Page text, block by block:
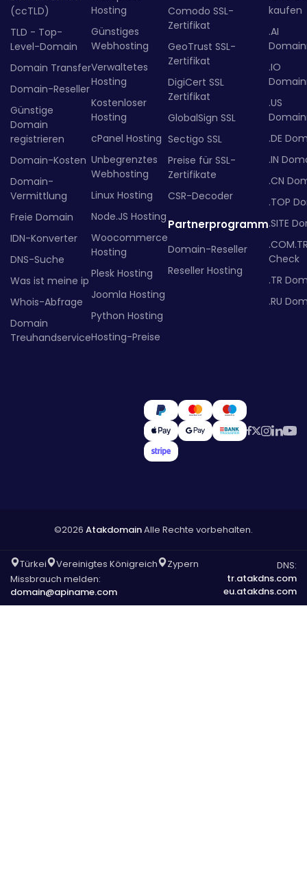
(ccTLD)
TLD - Top-
Level-Domain
Domain Transfer
Domain-Reseller
Günstige
Domain
registrieren
Domain-Kosten
Domain-
Vermittlung
Freie Domain
IDN-Konverter
DNS-Suche
Was ist meine ip
Whois-Abfrage
Domain
Treuhandservice
Hosting
Günstiges
Webhosting
Verwaltetes
Hosting
Kostenloser
Hosting
cPanel Hosting
Unbegrenztes
Webhosting
Linux Hosting
Node.JS Hosting
Woocommerce
Hosting
Plesk Hosting
Joomla Hosting
Python Hosting
Hosting-Preise
Comodo SSL-
Zertifikat
GeoTrust SSL-
Zertifikat
DigiCert SSL
Zertifikat
GlobalSign SSL
Sectigo SSL
Preise für SSL-
Zertifikate
CSR-Decoder
Partnerprogramm
Domain-Reseller
Reseller Hosting
kaufen
.AI
.IO
.US
.DE
.IN
.CN
.TOP
.SITE
Check
.TR
.RU
©2026 AtakdomainAlle Rechte vorbehalten.
Türkei Vereinigtes Königreich
Zypern
Missbrauch melden:
domain@apiname.com
DNS:
tr.atakdns.com
eu.atakdns.com